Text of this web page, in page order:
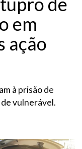
em
ação
à prisão de
vulnerável.